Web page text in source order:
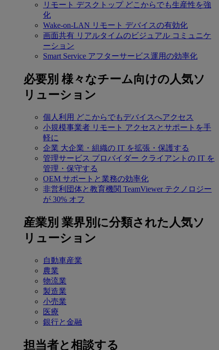
リモート デスクトップ どこからでも生産性を強
化
Wake-on-LAN リモート デバイスの有効化
画面共有 リアルタイムのビジュアル コミュニケ
ーション
Smart Service アフターサービス運用の効率化
必要別 様々なチーム向けの人気ソ
リューション
個人利用 どこからでもデバイスへアクセス
小規模事業者 リモート アクセスとサポートを手
軽に
企業 大企業・組織の IT を拡張・保護する
管理サービス プロバイダー クライアントの IT を
管理・保守する
OEM サポートと業務の効率化
非営利団体と教育機関 TeamViewer テクノロジー
が 30% オフ
産業別 業界別に分類された人気ソ
リューション
自動車産業
農業
物流業
製造業
小売業
医療
銀行と金融
担当者と相談する